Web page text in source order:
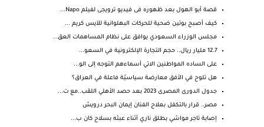
قصة أبو الهول بعد ظهوره فى فيديو ترويجى لفيلم Napo...
كيف أصبح بوتين ضحية للحركات البهلوانية للآيس كريم ...
مجلس الوزراء السعودي يوافق على نظام المساهمات العق...
12.7 مليار ريال.. حجم التجارة الإلكترونية في السعو...
على الساده المواطنين الاتي أسماءهم التوجه إلى الو...
هل تلوح في الأفق معارضة سياسيّة فاعلة في العراق؟
جدول الدورى المصرى 2023 بعد حصد الأهلي اللقب..مع ت...
مصر.. قرار بالتكفل بعلاج الفنان إيمان البحر درويش
إصابة تاجر مواشي بطلق ناري أثناء عبثه بسلاح كان ب...